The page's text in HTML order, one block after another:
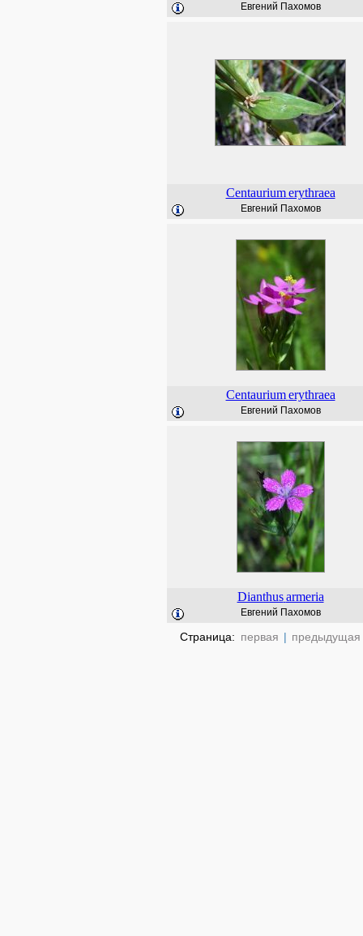
Евгений Пахомов
Centaurium erythraea
Евгений Пахомов
Centaurium erythraea
Евгений Пахомов
Dianthus armeria
Евгений Пахомов
Страница: первая | предыдущая